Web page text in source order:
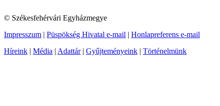
© Székesfehérvári Egyházmegye
Impresszum | Püspökség Hivatal e-mail | Honlapreferens e-mail
Híreink | Média | Adattár| Gyűjteményeink | Történelmünk